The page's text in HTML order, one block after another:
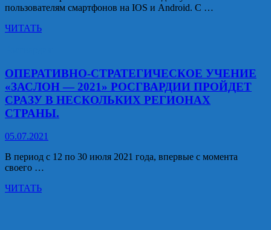
видах
контроля,
Грозненского
муниципального
района
Чеченской
Республики»
пользователям смартфонов на IOS и Android. С …
В
электронных
заказных
писем
действует
в
приложении
России
ЧИТАТЬ
ОПЕРАТИВНО-СТРАТЕГИЧЕСКОЕ УЧЕНИЕ
«ЗАСЛОН — 2021» РОСГВАРДИИ ПРОЙДЕТ
СРАЗУ В НЕСКОЛЬКИХ РЕГИОНАХ
СТРАНЫ.
05.07.2021
В период с 12 по 30 июля 2021 года, впервые с момента
своего …
ОПЕРАТИВНО-
ЧИТАТЬ